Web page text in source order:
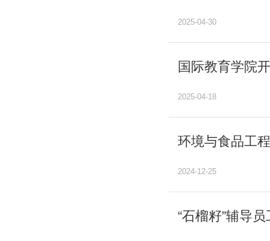
2025-04-30
国际教育学院
2025-04-18
环境与食品工
2024-12-25
“石榴籽”辅导